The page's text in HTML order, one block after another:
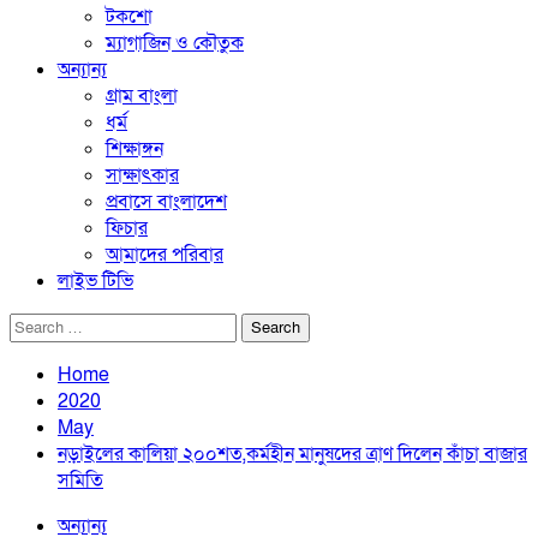
টকশো
ম্যাগাজিন ও কৌতুক
অন্যান্য
গ্রাম বাংলা
ধর্ম
শিক্ষাঙ্গন
সাক্ষাৎকার
প্রবাসে বাংলাদেশ
ফিচার
আমাদের পরিবার
লাইভ টিভি
Search
Home
2020
May
নড়াইলের কালিয়া ২০০শত,কর্মহীন মানুষদের ত্রাণ দিলেন কাঁচা বাজার
সমিতি
অন্যান্য